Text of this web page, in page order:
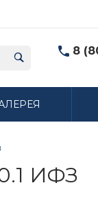
8
г.
ИФЗ